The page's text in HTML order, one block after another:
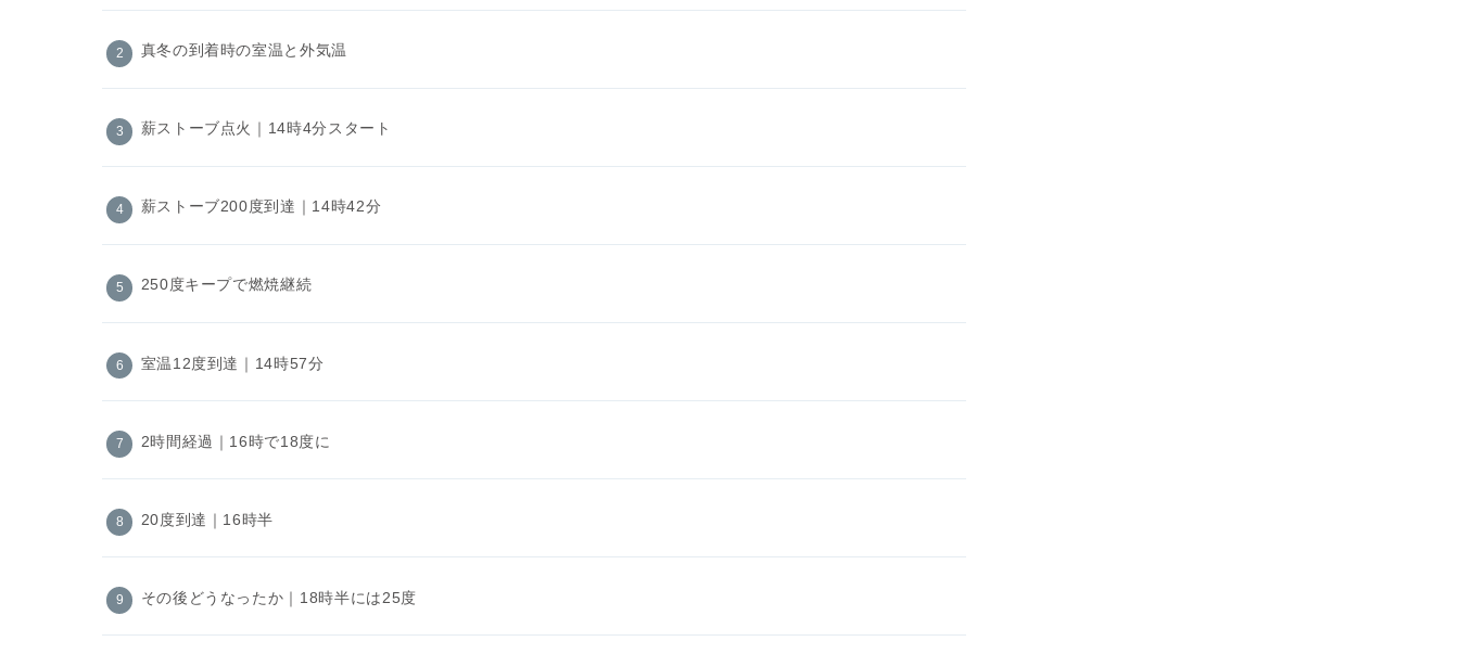
真冬の到着時の室温と外気温
薪ストーブ点火｜14時4分スタート
薪ストーブ200度到達｜14時42分
250度キープで燃焼継続
室温12度到達｜14時57分
2時間経過｜16時で18度に
20度到達｜16時半
その後どうなったか｜18時半には25度